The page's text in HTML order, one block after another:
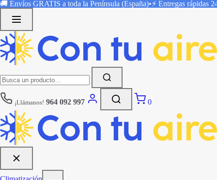
Saltar
al
contenido
🚚 Envíos GRATIS a toda la Península (España)•⚡ Entregas rápidas
¡Llámanos! 964 092 997 0